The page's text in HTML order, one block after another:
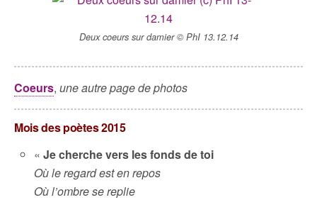
Deux coeurs sur damier © PhI 13.12.14
Coeurs, une autre page de photos
Mois des poètes 2015
«Je cherche vers les fonds de toi
Où le regard est en repos
Où l’ombre se replie